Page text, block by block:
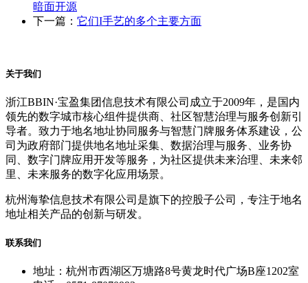
暗面开源
下一篇： 它们I手艺的多个主要方面
关于我们
浙江BBIN·宝盈集团信息技术有限公司成立于2009年，是国内
领先的数字城市核心组件提供商、社区智慧治理与服务创新引
导者。致力于地名地址协同服务与智慧门牌服务体系建设，公
司为政府部门提供地名地址采集、数据治理与服务、业务协
同、数字门牌应用开发等服务，为社区提供未来治理、未来邻
里、未来服务的数字化应用场景。
杭州海挚信息技术有限公司是旗下的控股子公司，专注于地名
地址相关产品的创新与研发。
联系我们
地址：杭州市西湖区万塘路8号黄龙时代广场B座1202室